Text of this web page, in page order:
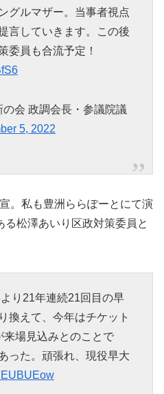
グルマザー。当事者視点
言していきます。この後
委員も合流予定！
会 政調会長・参議院議
5, 2022
。私も豊洲ららぽーとにて演
松澤あいり区政対策委員と
り21年連続21回目の早
換えて、今年はチケット
場見込みとのことで
った。頑張れ、現役早大